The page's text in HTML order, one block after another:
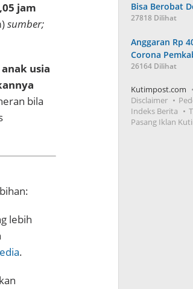
jam
sumber;
anak usia
bila
lebih
.
Bisa Berobat
27818 Dilihat
Anggaran Rp
Corona
26164 Dilihat
Kutimpost.com
Disclaimer
Indeks Berita
Pasang Iklan